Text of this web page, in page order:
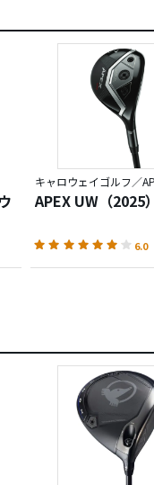
キャロウェイゴルフ／
APEX UW（2025）
6.0